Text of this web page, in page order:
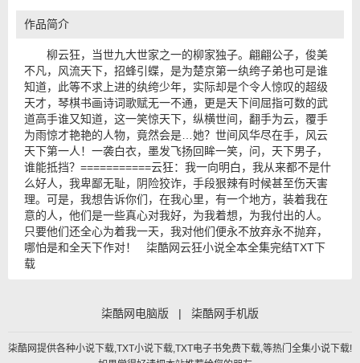
作品简介
柳云狂，当世九大世家之一的柳家独子。翩翩公子，俊美
不凡，风流天下，招蜂引蝶，是为楚京第一纨绔子弟也可是谁
知道，此等不求上进的纨绔少年，实际却是个令人惊叹的超级
天才，琴棋书画诗词歌赋无一不通，更是天下间屈指可数的武
道高手谁又知道，这一笑惊天下，纵横世间，翻手为云，覆手
为雨惊才艳艳的人物，竟然会是…她？世间风华尽在手，风云
天下第一人！一袭白衣，墨发飞扬回眸一笑，问，天下男子，
谁能抵挡？===========云狂：我一向明白，我从来都不是什
么好人，我卑鄙无耻，阴险狡诈，手段狠辣有时候甚至伤天害
理。可是，我想告诉你们，在我心里，有一个地方，装着我在
意的人，他们是一些真心对我好，为我着想，为我付出的人。
只要他们还全心为着我一天，我对他们便永不放弃永不抛弃，
哪怕是和全天下作对！ 柒酷网云狂小说全本全集完结TXT下
载
柒酷网电脑版 | 柒酷网手机版
柒酷网提供各种小说下载,TXT小说下载,TXT电子书免费下载,等热门全集小说下载!